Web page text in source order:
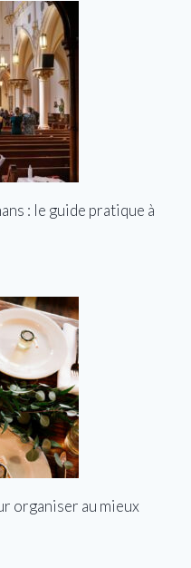
: le guide pratique à
organiser au mieux